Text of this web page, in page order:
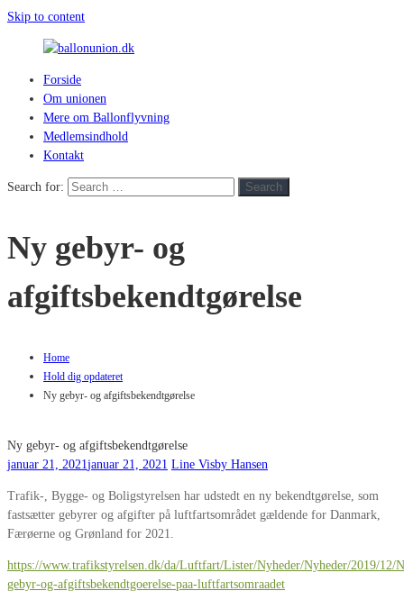
Skip to content
ballonunion.dk
hvad
blæser
Forside
Om unionen
Mere om Ballonflyvning
Medlemsindhold
Kontakt
Search for: Search
Ny gebyr- og
afgiftsbekendtgørelse
Home
Hold dig opdateret
Ny gebyr- og afgiftsbekendtgørelse
Ny gebyr- og afgiftsbekendtgørelse
januar 21, 2021 januar 21, 2021 Line Visby Hansen
Trafik-, Bygge- og Boligstyrelsen har udstedt en ny bekendtgørelse, som
fastsætter gebyrer og afgifter på luftfartsområdet gældende for Danmark,
Færøerne og Grønland for 2021.
https://www.trafikstyrelsen.dk/da/Luftfart/Lister/Nyheder/Nyheder/2019/12/
gebyr-og-afgiftsbekendtgoerelse-paa-luftfartsomraadet